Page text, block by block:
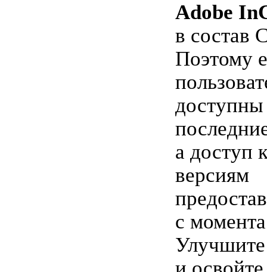
Adobe
в состав
Поэтому
доступны
а доступ
версиям
с